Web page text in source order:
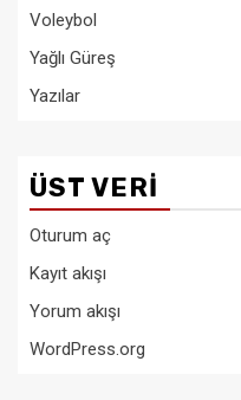
Voleybol
Yağlı Güreş
Yazılar
ÜST VERI
Oturum aç
Kayıt akışı
Yorum akışı
WordPress.org